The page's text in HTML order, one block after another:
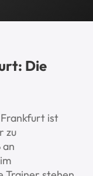
Die
ist
zu
an